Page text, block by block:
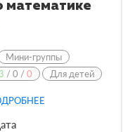
математике
Мини-группы
/0 /0 Для детей